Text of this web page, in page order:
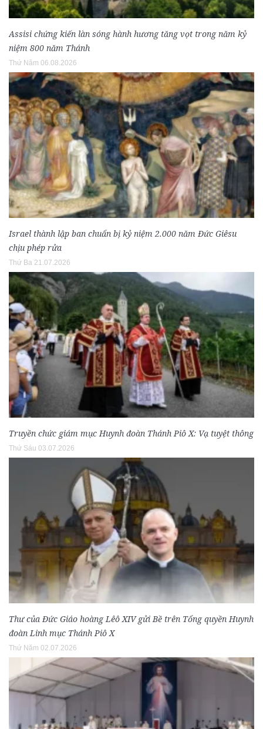
Assisi chứng kiến làn sóng hành hương tăng vọt trong năm kỷ
niệm 800 năm Thánh
Thứ Năm 06.08.2026
Israel thành lập ban chuẩn bị kỷ niệm 2.000 năm Đức Giêsu
chịu phép rửa
Thứ Ba 21.07.2026
Truyền chức giám mục Huynh đoàn Thánh Piô X: Vạ tuyệt thông
Thứ Sáu 03.07.2026
Thư của Đức Giáo hoàng Lêô XIV gửi Bề trên Tổng quyền Huynh
đoàn Linh mục Thánh Piô X
Thứ Năm 02.07.2026